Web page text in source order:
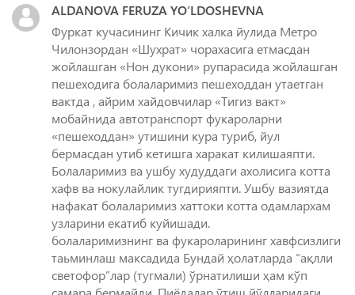
ALDANOVA FERUZA YO‘LDOSHEVNA
Фуркат кучасининг Кичик халка йулида Метро
Чилонзордан «Шухрат» чорахасига етмасдан
жойлашган «Нон дукони» рупарасида жойлашган
пешеходига болаларимиз пешеходдан утаетган
вактда , айрим хайдовчилар «Тигиз вакт»
мобайнида автотранспорт фукароларни
«пешеходдан» утишини кура туриб, йул
бермасдан утиб кетишга харакат килишаяпти.
Болаларимиз ва ушбу худуддаги ахолисига котта
хафв ва нокулайлик тугдирияпти. Ушбу вазиятда
нафакат болаларимиз хаттоки котта одамлархам
узларини екатиб куйишади.
болаларимизнинг ва фукароларининг хавфсизлиги
таьминлаш максадида Бундай ҳолатларда “ақлли
светофор”лар (тугмали) ўрнатилиши ҳам кўп